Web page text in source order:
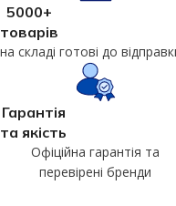
5000+
товарів
на складі готові до
Гарантія
та якість
Офіційна гарантія та
перевірені бренди